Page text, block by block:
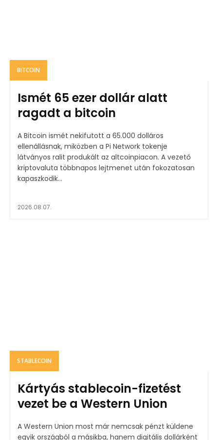
BITCOIN
Ismét 65 ezer dollár alatt
ragadt a bitcoin
A Bitcoin ismét nekifutott a 65.000 dolláros
ellenállásnak, miközben a Pi Network tokenje
látványos ralit produkált az altcoinpiacon. A vezető
kriptovaluta többnapos lejtmenet után fokozatosan
kapaszkodik...
2026.08.07.
STABLECOIN
Kártyás stablecoin-fizetést
vezet be a Western Union
A Western Union most már nemcsak pénzt küldene
egyik országból a másikba, hanem digitális dollárként